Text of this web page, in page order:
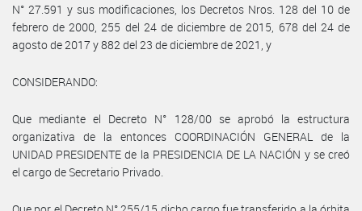
N° 27.591 y sus modificaciones, los Decretos Nros. 128 del 10 de
febrero de 2000, 255 del 24 de diciembre de 2015, 678 del 24 de
agosto de 2017 y 882 del 23 de diciembre de 2021, y
CONSIDERANDO:
Que mediante el Decreto N° 128/00 se aprobó la estructura
organizativa de la entonces COORDINACIÓN GENERAL de la
UNIDAD PRESIDENTE de la PRESIDENCIA DE LA NACIÓN y se creó
el cargo de Secretario Privado.